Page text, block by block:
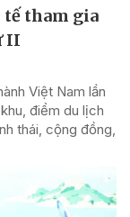
tế tham gia
II
Việt Nam lần
điểm du lịch
thái, cộng đồng,